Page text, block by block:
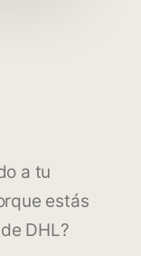
a tu
estás
DHL?